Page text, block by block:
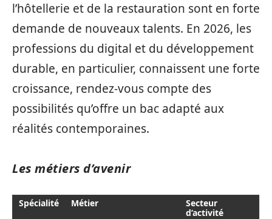
l’hôtellerie et de la restauration sont en forte
demande de nouveaux talents. En 2026, les
professions du digital et du développement
durable, en particulier, connaissent une forte
croissance, rendez-vous compte des
possibilités qu’offre un bac adapté aux
réalités contemporaines.
Les métiers d’avenir
Spécialité Métier
Secteur
d’activité